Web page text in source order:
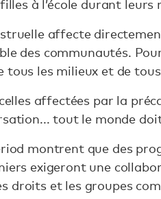
à l’école durant leurs
affecte
des communautés.
les milieux et de
affectées par la
tout le monde
montrent que des
exigeront une
droits et les groupes